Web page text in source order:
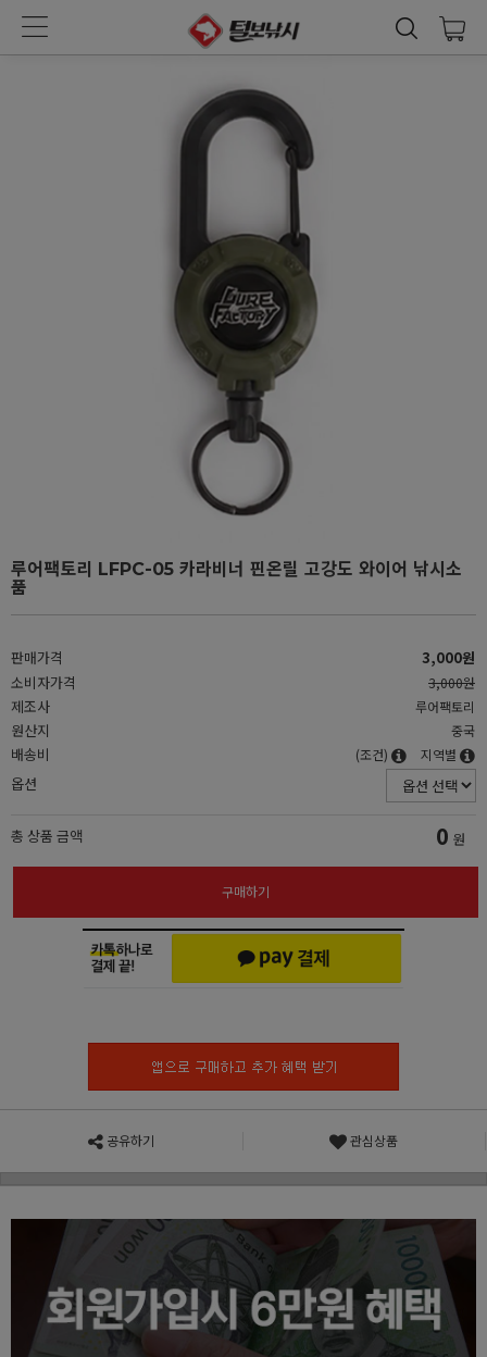
루어팩토리 LFPC-05 카라비너 핀온릴 고강도 와이어 낚시소
품
판매가격
3,000원
소비자가격
3,000원
제조사 루어팩토리
원산지 중국
배송비 (조건) 지역별
옵션
총 상품 금액 0 원
구매하기
공유하기 관심상품